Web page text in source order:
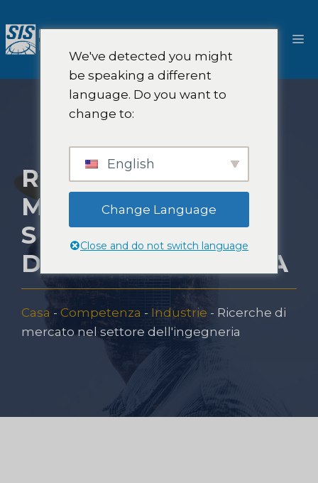
al
contenuto
RICERCHE DI
MERCATO NEL
SETTORE
DELL'INGEGNERIA
Casa - Competenza - Industrie - Ricerche di
mercato nel settore dell'ingegneria
We've detected you might
be speaking a different
language. Do you want to
change to:
English
Change Language
Close and do not switch language